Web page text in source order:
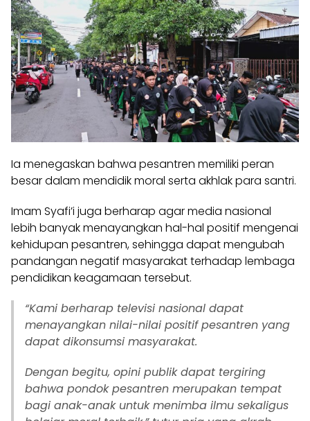
Ia menegaskan bahwa pesantren memiliki peran
besar dalam mendidik moral serta akhlak para santri.
Imam Syafi’i juga berharap agar media nasional
lebih banyak menayangkan hal-hal positif mengenai
kehidupan pesantren, sehingga dapat mengubah
pandangan negatif masyarakat terhadap lembaga
pendidikan keagamaan tersebut.
“Kami berharap televisi nasional dapat
menayangkan nilai-nilai positif pesantren yang
dapat dikonsumsi masyarakat.
Dengan begitu, opini publik dapat tergiring
bahwa pondok pesantren merupakan tempat
bagi anak-anak untuk menimba ilmu sekaligus